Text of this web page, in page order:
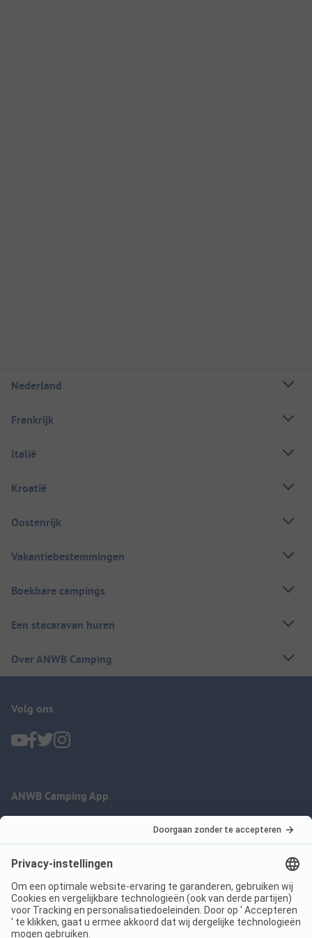
Nederland
Frankrijk
Italië
Kroatië
Oostenrijk
Vakantiebestemmingen
Boekbare campings
Een stacaravan huren
Over ANWB Camping
Volg ons
ANWB Camping App
Imprint
Jouw privacy
Voorwaarden